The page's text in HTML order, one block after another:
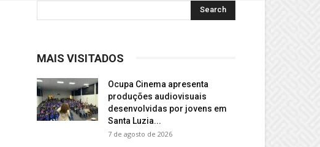
MAIS VISITADOS
Ocupa Cinema apresenta
produções audiovisuais
desenvolvidas por jovens em
Santa Luzia...
7 de agosto de 2026